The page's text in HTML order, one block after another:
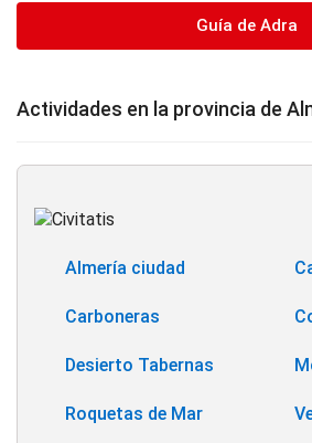
Guía de Adra
Actividades en la provincia de
Almería ciudad
Carboneras
Desierto Tabernas
Roquetas de Mar